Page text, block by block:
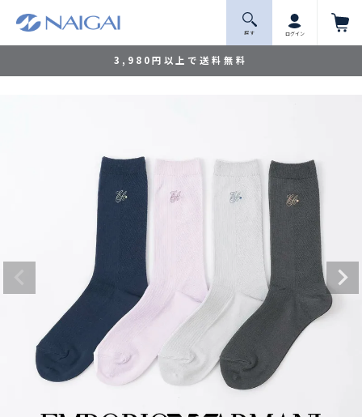
3,980円以上で送料無料
探 す ログイン